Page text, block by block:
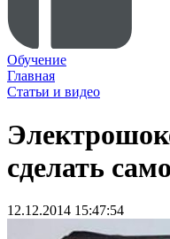
Обучение
Главная
Статьи и видео
сделать
12.12.2014 15:47:54